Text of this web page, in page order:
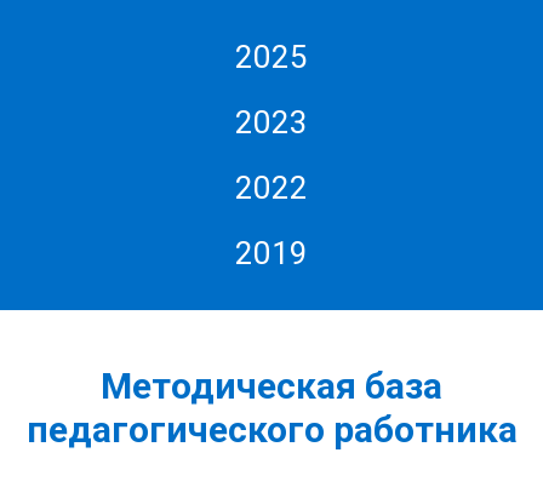
2025
2023
2022
2019
Методическая база
педагогического работника